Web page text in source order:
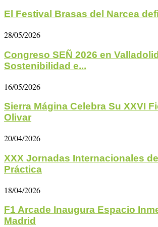
El Festival Brasas del Narcea
28/05/2026
Congreso SEÑ 2026 en
Sostenibilidad e...
16/05/2026
Sierra Mágina Celebra Su XXVI
Olivar
20/04/2026
XXX Jornadas Internacionales
Práctica
18/04/2026
F1 Arcade Inaugura Espacio
Madrid